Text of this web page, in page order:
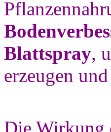
Blattspray,
erzeugen
Die Wirkung